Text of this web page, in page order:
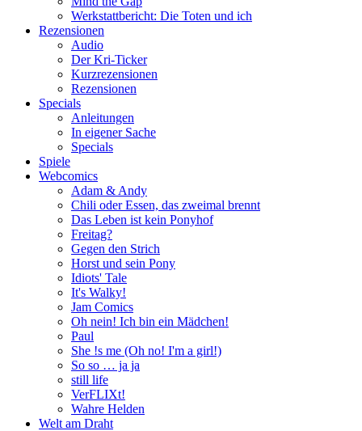
Werkstattbericht: Die Toten und ich
Rezensionen
Audio
Der Kri-Ticker
Kurzrezensionen
Rezensionen
Specials
Anleitungen
In eigener Sache
Specials
Spiele
Webcomics
Adam & Andy
Chili oder Essen, das zweimal brennt
Das Leben ist kein Ponyhof
Freitag?
Gegen den Strich
Horst und sein Pony
Idiots' Tale
It's Walky!
Jam Comics
Oh nein! Ich bin ein Mädchen!
Paul
She !s me (Oh no! I'm a girl!)
So so … ja ja
still life
VerFLIXt!
Wahre Helden
Welt am Draht